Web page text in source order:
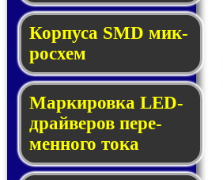
Корпуса SMD мик­
ро­схем
Маркировка LED-
драй­ве­ров пе­ре­
мен­но­го то­ка